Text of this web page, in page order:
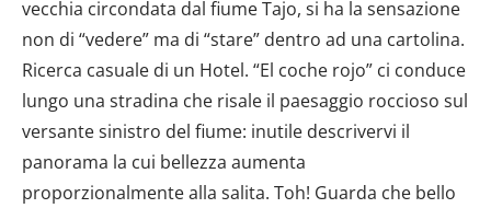
vecchia circondata dal fiume Tajo, si ha la sensazione
non di “vedere” ma di “stare” dentro ad una cartolina.
Ricerca casuale di un Hotel. “El coche rojo” ci conduce
lungo una stradina che risale il paesaggio roccioso sul
versante sinistro del fiume: inutile descrivervi il
panorama la cui bellezza aumenta
proporzionalmente alla salita. Toh! Guarda che bello